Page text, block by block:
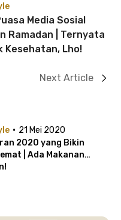
Media Sosial
Ramadan | Ternyata
Kesehatan, Lho!
Next Article
· 21 Mei 2020
2020 yang Bikin
| Ada Makanan